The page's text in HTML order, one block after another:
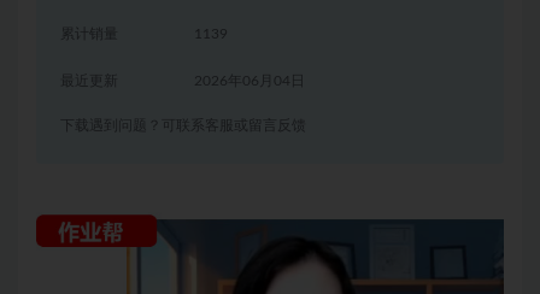
累计销量 1139
2026年06月04日
下载遇到问题？可联系客服或留言反馈